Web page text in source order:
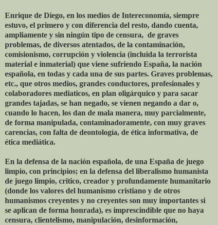
Enrique de Diego, en los medios de Intereconomía, siempre
estuvo, el primero y con diferencia del resto, dando cuenta,
ampliamente y sin ningún tipo de censura, de graves
problemas, de diversos atentados, de la contaminación,
comisionismo, corrupción y violencia (incluida la terrorista
material e inmaterial) que viene sufriendo España, la nación
española, en todas y cada una de sus partes. Graves problemas,
etc., que otros medios, grandes conductores, profesionales y
colaboradores mediaticos, en plan oligárquico y para sacar
grandes tajadas, se han negado, se vienen negando a dar o,
cuando lo hacen, los dan de mala manera, muy parcialmente,
de forma manipulada, contaminadoramente, con muy graves
carencias, con falta de deontología, de ética informativa, de
ética mediática.
En la defensa de la nación española, de una España de juego
limpio, con principios; en la defensa del liberalismo humanista
de juego limpio, critico, creador y profundamente humanitario
(donde los valores del humanismo cristiano y de otros
humanismos creyentes y no creyentes son muy importantes si
se aplican de forma honrada), es imprescindible que no haya
censura, clientelismo, manipulación, desinformación,